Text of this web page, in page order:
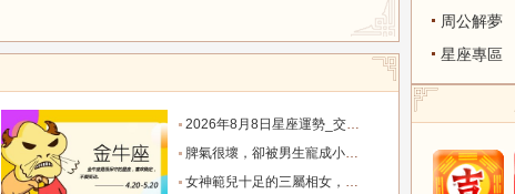
2026年8月8日星座運勢_交易_管理_合作
脾氣很壞，卻被男生寵成小公主的四大星座女，無憂無慮沒煩惱_女生_魅力_所在
女神範兒十足的三屬相女，很受異性的歡迎，人生處處招桃花！_女性_魅力_機遇
周公解夢
星座專區